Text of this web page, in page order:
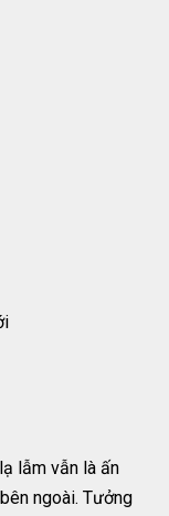
lẫm vẫn là ấn
ngoài. Tưởng